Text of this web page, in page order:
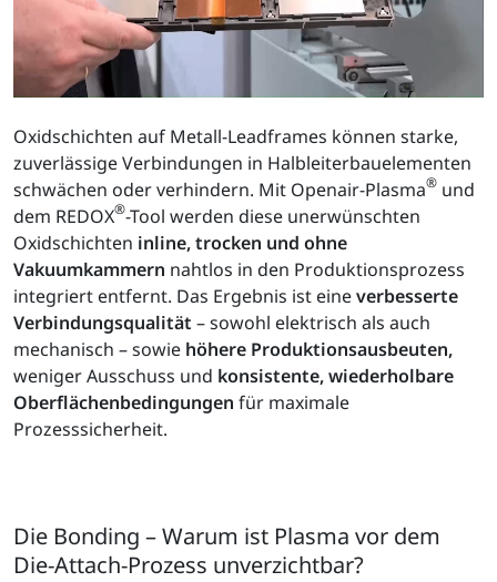
Oxidschichten auf Metall-Leadframes können starke,
zuverlässige Verbindungen in Halbleiterbauelementen
schwächen oder verhindern. Mit Openair-Plasma® und
dem REDOX®-Tool werden diese unerwünschten
Oxidschichten inline, trocken und ohne
Vakuumkammern nahtlos in den Produktionsprozess
integriert entfernt. Das Ergebnis ist eineverbesserte
Verbindungsqualität – sowohl elektrisch als auch
mechanisch – sowie höhere Produktionsausbeuten,
weniger Ausschuss und konsistente, wiederholbare
Oberflächenbedingungen für maximale
Prozesssicherheit.
Die Bonding – Warum ist Plasma vor dem
Die-Attach-Prozess unverzichtbar?